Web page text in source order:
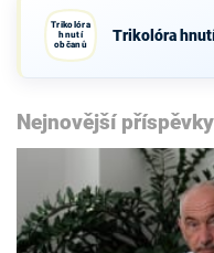
Trikolóra
hnutí
občanů
Trikolóra
Nejnovější